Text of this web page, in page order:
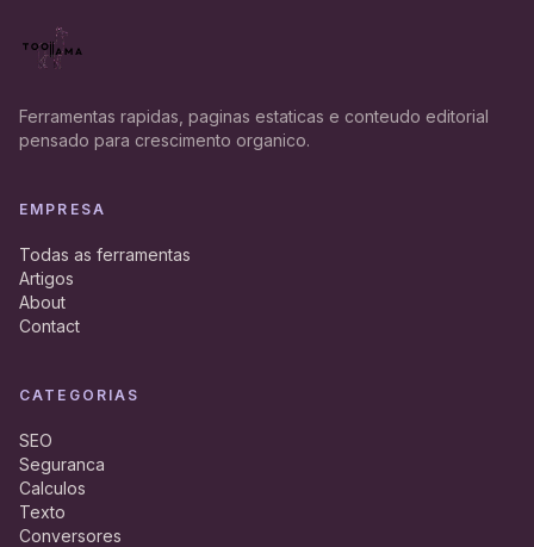
Ferramentas rapidas, paginas estaticas e conteudo editorial
pensado para crescimento organico.
EMPRESA
Todas as ferramentas
Artigos
About
Contact
CATEGORIAS
SEO
Seguranca
Calculos
Texto
Conversores